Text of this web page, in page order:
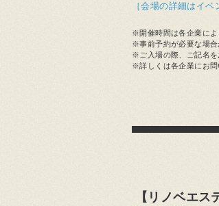
［会場の詳細はイベ
※開催時間は各企業によ
※事前予約が必要な場合
※ご入場の際、ご記名を
※詳しくは各企業にお問
【リノベエ